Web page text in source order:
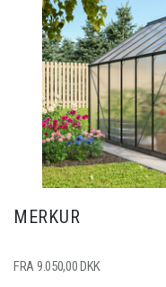
MERKUR
FRA 9.050,00 DKK